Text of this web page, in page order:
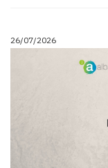
26/07/2026